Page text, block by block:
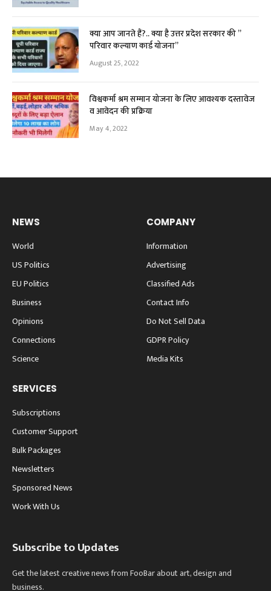
क्या आप जानते हैं?.. क्या है उत्तर प्रदेश सरकार की ”
परिवार कल्याण कार्ड योजना”
August 25, 2022
विश्वकर्मा श्रम सम्मान योजना के लिए आवश्यक दस्तावेज
व आवेदन की प्रक्रिया
May 4, 2022
NEWS
World
US Politics
EU Politics
Business
Opinions
Connections
Science
COMPANY
Information
Advertising
Classified Ads
Contact Info
Do Not Sell Data
GDPR Policy
Media Kits
SERVICES
Subscriptions
Customer Support
Bulk Packages
Newsletters
Sponsored News
Work With Us
Subscribe to Updates
Get the latest creative news from FooBar about art, design and
business.